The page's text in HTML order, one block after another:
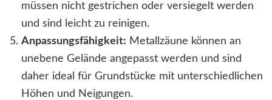
müssen nicht gestrichen oder versiegelt werden
und sind leicht zu reinigen.
Anpassungsfähigkeit: Metallzäune können an
unebene Gelände angepasst werden und sind
daher ideal für Grundstücke mit unterschiedlichen
Höhen und Neigungen.